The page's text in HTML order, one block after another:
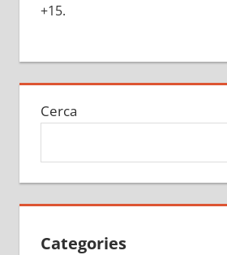
+15.
Cerca
Categories